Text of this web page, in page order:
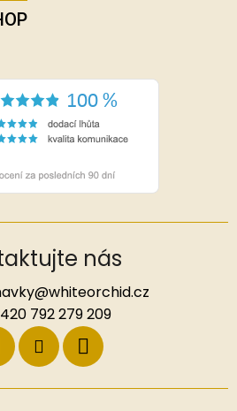
nás
@whiteorchid.cz
792 279 209